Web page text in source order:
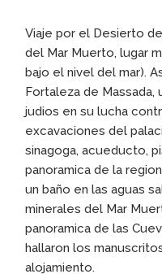
Viaje por el Desierto
del Mar Muerto, lugar
bajo el nivel del mar).
Fortaleza de
judios en su lucha
excavaciones del
sinagoga, acueducto,
panoramica de la
un baño en las aguas
minerales del Mar
panoramica de las
hallaron los
alojamiento.